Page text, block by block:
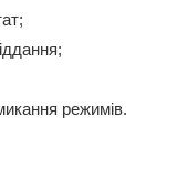
режимів.